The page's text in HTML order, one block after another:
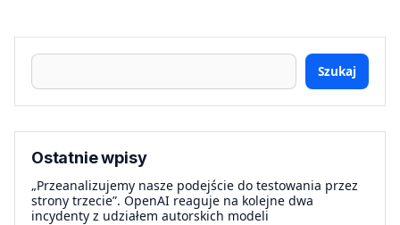
Szukaj
Ostatnie wpisy
„Przeanalizujemy nasze podejście do testowania przez
strony trzecie”. OpenAI reaguje na kolejne dwa
incydenty z udziałem autorskich modeli